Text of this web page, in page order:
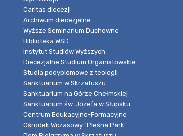
Caritas diecezji
Archiwum diecezjalne
Wyższe Seminarium Duchowne
Biblioteka WSD
Instytut Studiów Wyższych
Diecezjalne Studium Organistowskie
Studia podyplomowe z teologii
Sanktuarium w Skrzatuszu
Sanktuarium na Górze Chełmskiej
Sanktuarium św. Józefa w Słupsku
Centrum Edukacyjno-Formacyjne
Ośrodek Wczasowy "Pleśna Park"